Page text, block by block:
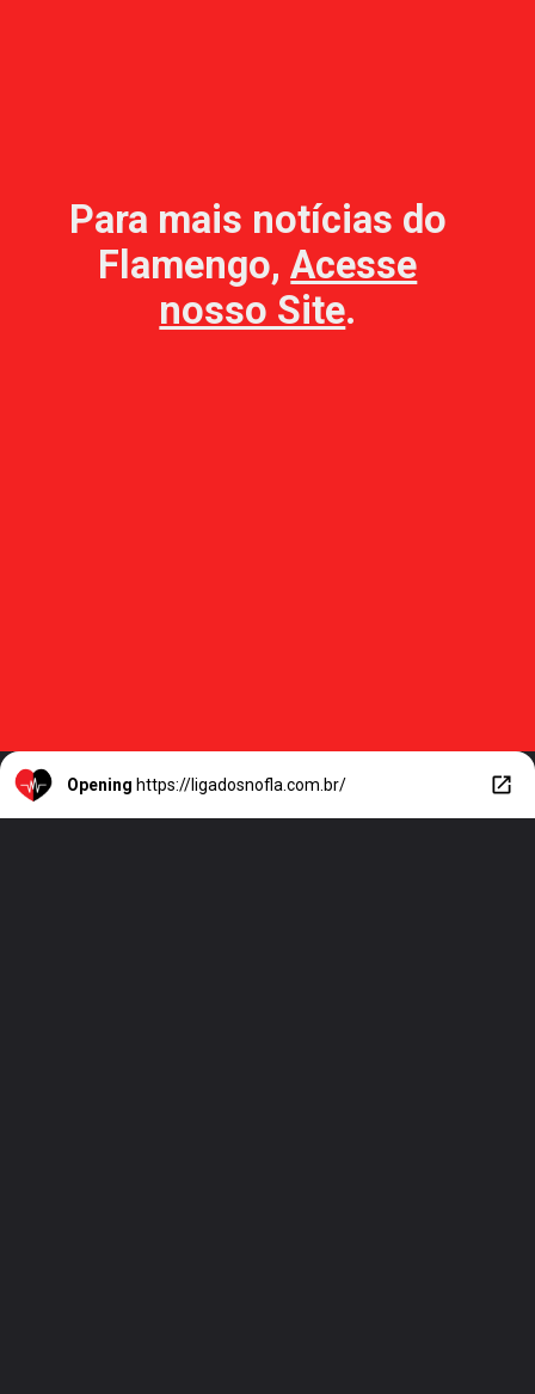
Para mais notícias do
Flamengo,Acesse
nosso Site.
Opening https://ligadosnofla.com.br/